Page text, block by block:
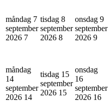
måndag 7
september
2026 7
tisdag 8
september
2026 8
onsdag 9
september
2026 9
måndag
14
september
2026 14
tisdag 15
september
2026 15
onsdag
16
september
2026 16